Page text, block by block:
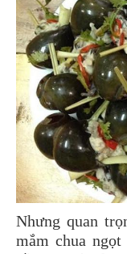
Nhưng quan
mắm chua